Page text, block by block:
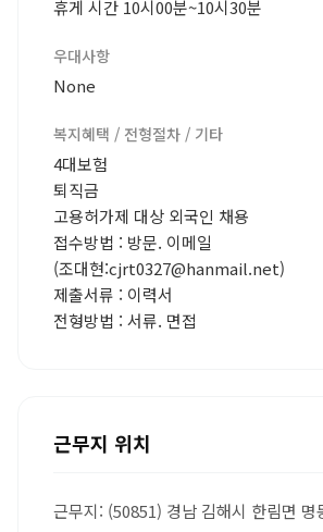
휴게 시간 10시00분~10시30분
우대사항
None
복지혜택 / 전형절차 / 기타
4대보험
퇴직금
고용허가제 대상 외국인 채용
접수방법 : 방문. 이메일
(조대현:cjrt0327@hanmail.net)
제출서류 : 이력서
전형방법 : 서류. 면접
근무지 위치
근무지: (50851) 경남 김해시 한림면 명